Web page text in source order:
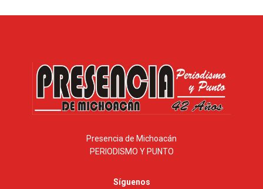
Presencia de Michoacán
PERIODISMO Y PUNTO
Síguenos